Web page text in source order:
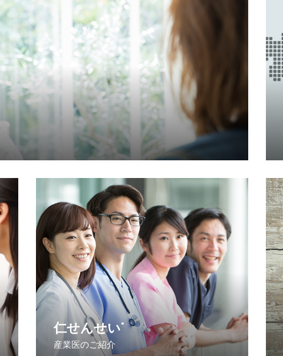
仁せんせい®
産業医のご紹介